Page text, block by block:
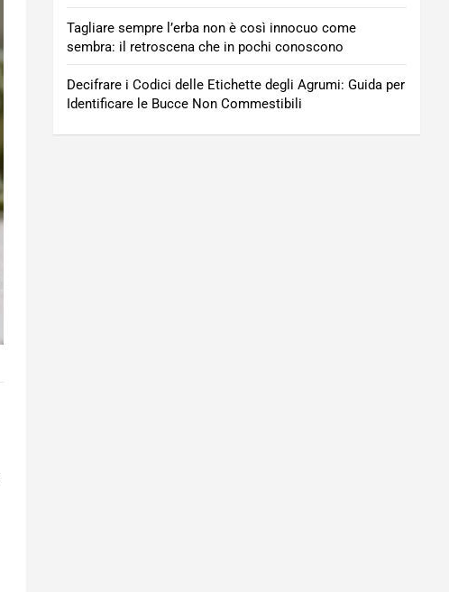
Tagliare sempre l’erba non è così innocuo come
sembra: il retroscena che in pochi conoscono
Decifrare i Codici delle Etichette degli Agrumi: Guida per
Identificare le Bucce Non Commestibili